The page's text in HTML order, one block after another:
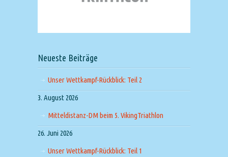
Neueste Beiträge
Unser Wettkampf-Rückblick: Teil 2
3. August 2026
Mitteldistanz-DM beim 5. VikingTriathlon
26. Juni 2026
Unser Wettkampf-Rückblick: Teil 1